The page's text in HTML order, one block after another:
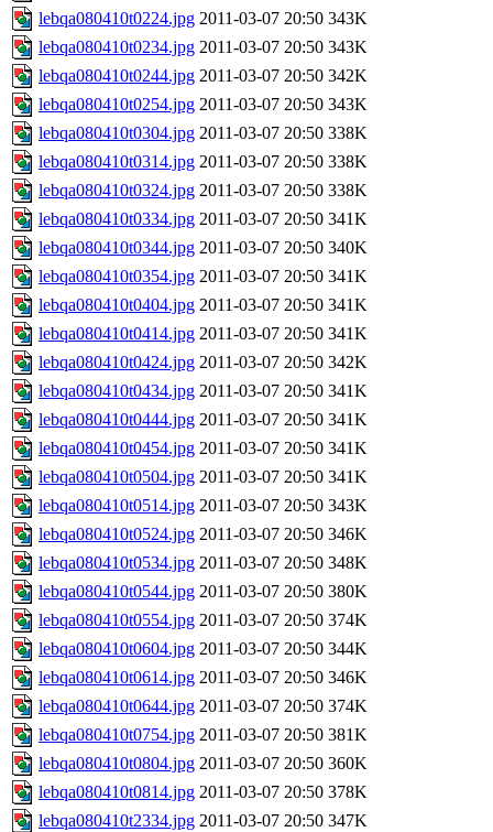
lebqa080410t0224.jpg 2011-03-07 20:50 343K
lebqa080410t0234.jpg 2011-03-07 20:50 343K
lebqa080410t0244.jpg 2011-03-07 20:50 342K
lebqa080410t0254.jpg 2011-03-07 20:50 343K
lebqa080410t0304.jpg 2011-03-07 20:50 338K
lebqa080410t0314.jpg 2011-03-07 20:50 338K
lebqa080410t0324.jpg 2011-03-07 20:50 338K
lebqa080410t0334.jpg 2011-03-07 20:50 341K
lebqa080410t0344.jpg 2011-03-07 20:50 340K
lebqa080410t0354.jpg 2011-03-07 20:50 341K
lebqa080410t0404.jpg 2011-03-07 20:50 341K
lebqa080410t0414.jpg 2011-03-07 20:50 341K
lebqa080410t0424.jpg 2011-03-07 20:50 342K
lebqa080410t0434.jpg 2011-03-07 20:50 341K
lebqa080410t0444.jpg 2011-03-07 20:50 341K
lebqa080410t0454.jpg 2011-03-07 20:50 341K
lebqa080410t0504.jpg 2011-03-07 20:50 341K
lebqa080410t0514.jpg 2011-03-07 20:50 343K
lebqa080410t0524.jpg 2011-03-07 20:50 346K
lebqa080410t0534.jpg 2011-03-07 20:50 348K
lebqa080410t0544.jpg 2011-03-07 20:50 380K
lebqa080410t0554.jpg 2011-03-07 20:50 374K
lebqa080410t0604.jpg 2011-03-07 20:50 344K
lebqa080410t0614.jpg 2011-03-07 20:50 346K
lebqa080410t0644.jpg 2011-03-07 20:50 374K
lebqa080410t0754.jpg 2011-03-07 20:50 381K
lebqa080410t0804.jpg 2011-03-07 20:50 360K
lebqa080410t0814.jpg 2011-03-07 20:50 378K
lebqa080410t2334.jpg 2011-03-07 20:50 347K